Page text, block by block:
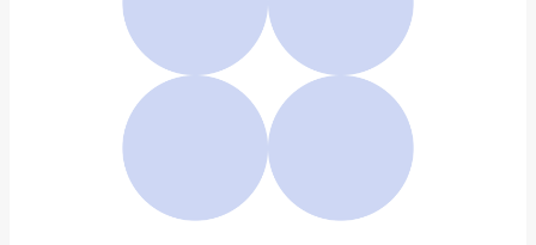
LABUBU SECRET BOX SERIES 2
7 500 ₽
Добавить в вишлист